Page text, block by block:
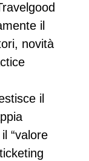
il
novità
il
“valore